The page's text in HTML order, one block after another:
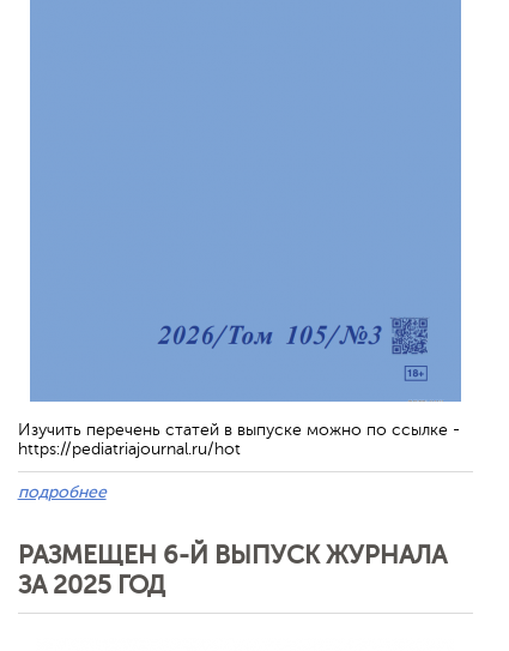
Изучить перечень статей в выпуске можно по ссылке -
https://pediatriajournal.ru/hot
подробнее
РАЗМЕЩЕН 6-Й ВЫПУСК ЖУРНАЛА
ЗА 2025 ГОД